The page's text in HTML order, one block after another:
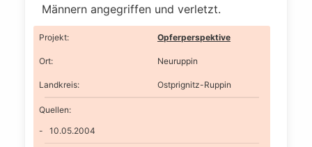
Männern angegriffen und verletzt.
Projekt: Opferperspektive
Ort: Neuruppin
Landkreis: Ostprignitz-Ruppin
Quellen:
10.05.2004